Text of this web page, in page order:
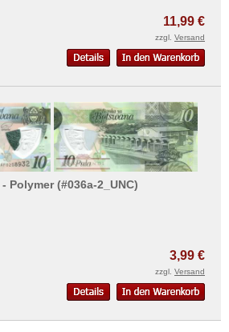
11,99 €
zzgl. Versand
Polymer (#036a-2_UNC)
3,99 €
zzgl. Versand